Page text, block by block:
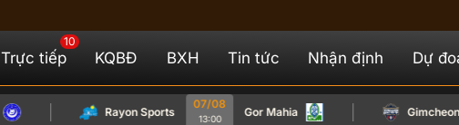
10
Trực tiếp KQBĐ BXH Tin tức Nhận định Dự
Rayon Sports
07/08
13:00 Gor Mahia Gimcheon